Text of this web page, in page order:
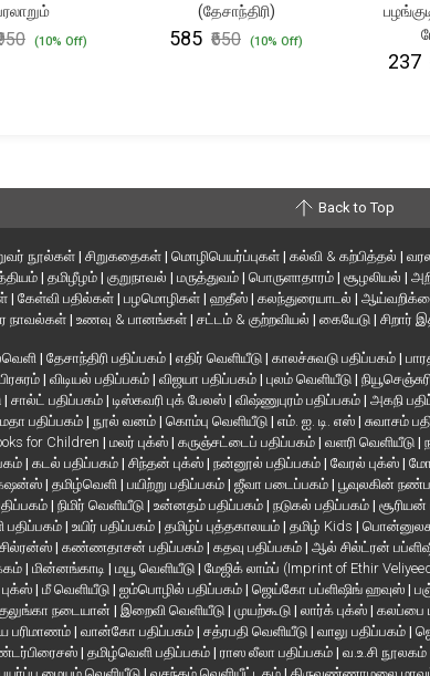
(10% Off)
(தேசாந்திரி)
₹585 ₹650 (10% Off)
₹237
Back to Top
நூல்கள் | சிறுகதைகள் | மொழிபெயர்ப்புகள் | கல்வி & கற்பித்தல் |
| தமிழீழம் | குறுநாவல் | மருத்துவம் | பொருளாதாரம் | சூழலியல் |
| கேள்வி பதில்கள் | பழமொழிகள் | ஹதீஸ் | கலந்துரையாடல் |
நாவல்கள் | உணவு & பானங்கள் | சட்டம் & குற்றவியல் | கையேடு | சிறார்
| தேசாந்திரி பதிப்பகம் | எதிர் வெளியீடு | காலச்சுவடு பதிப்பகம் |
| விடியல் பதிப்பகம் | விஜயா பதிப்பகம் | புலம் வெளியீடு |
| சால்ட் பதிப்பகம் | டிஸ்கவரி புக் பேலஸ் | விஷ்ணுபுரம் பதிப்பகம் | அகநி
பதிப்பகம்| நூல் வனம் | கொம்பு வெளியீடு | எம். ஐ. டி. எஸ் | சுவாசம்
for Children | மலர் புக்ஸ் | கருஞ்சட்டைப் பதிப்பகம் | வளரி வெளியீடு |
| கடல் பதிப்பகம் | சிந்தன் புக்ஸ் | நன்னூல் பதிப்பகம் | வேரல் புக்ஸ் |
| தமிழ்வெளி | பயிற்று பதிப்பகம் | ஜீவா படைப்பகம் | பூவுலகின்
| நிமிர் வெளியீடு | உன்னதம் பதிப்பகம் | நடுகல் பதிப்பகம் | சூரியன்
| உயிர் பதிப்பகம் | தமிழ்ப் புத்தகாலயம் | தமிழ் Kids |
சில்ரன்ஸ் | கண்ணதாசன் பதிப்பகம் | கதவு பதிப்பகம் | ஆல் சில்ட்ரன்
| மின்னங்காடி | மயூ வெளியீடு | மேஜிக் லாம்ப் (Imprint of Ethir
| மீ வெளியீடு | ஐம்பொழில் பதிப்பகம் | ஜெய்கோ பப்ளிஷிங் ஹவுஸ் |
நடையான் | இறைவி வெளியீடு | முயற்கூடு | லார்க் புக்ஸ் | கலப்பை
பரிமாணம் | வான்கோ பதிப்பகம் | சத்ரபதி வெளியீடு | வாலு பதிப்பகம் |
| தமிழ்வெளி பதிப்பகம் | ராஸ லீலா பதிப்பகம் | வ.உ.சி நூலகம்